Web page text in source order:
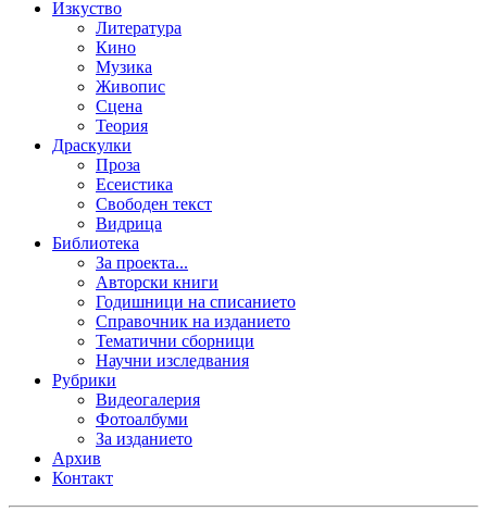
Изкуство
Литература
Кино
Музика
Живопис
Сцена
Теория
Драскулки
Проза
Есеистика
Свободен текст
Видрица
Библиотека
За проекта...
Авторски книги
Годишници на списанието
Справочник на изданието
Тематични сборници
Научни изследвания
Рубрики
Видеогалерия
Фотоалбуми
За изданието
Архив
Контакт